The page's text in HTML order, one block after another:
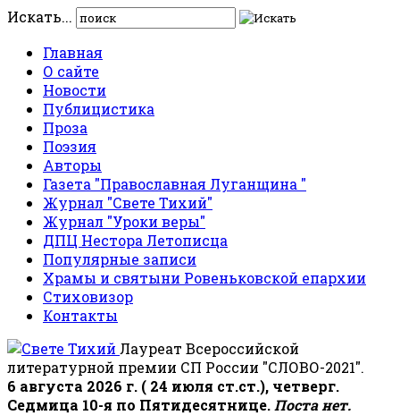
Искать...
Главная
О сайте
Новости
Публицистика
Проза
Поэзия
Авторы
Газета "Православная Луганщина "
Журнал "Свете Тихий"
Журнал "Уроки веры"
ДПЦ Нестора Летописца
Популярные записи
Храмы и святыни Ровеньковской епархии
Стиховизор
Контакты
Лауреат Всероссийской
литературной премии СП России "СЛОВО-2021".
6 августа 2026 г. ( 24 июля ст.ст.), четверг.
Седмица 10-я по Пятидесятнице. Поста нет.